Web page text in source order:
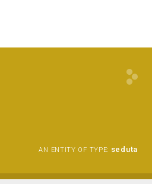
AN ENTITY OF TYPE: seduta